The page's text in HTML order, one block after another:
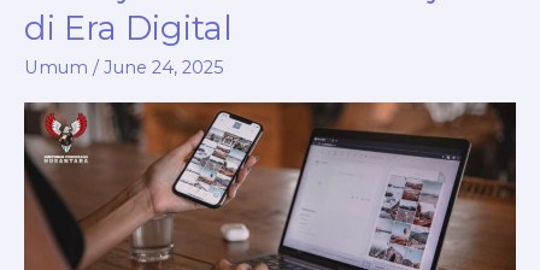
di Era Digital
Umum /June 24, 2025
Menuju
Sukses
Berkelanjutan
di
Era
Digital